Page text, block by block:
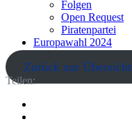
Folgen
Open Request
Piratenpartei
Europawahl 2024
Zurück zur Übersicht
Teilen: